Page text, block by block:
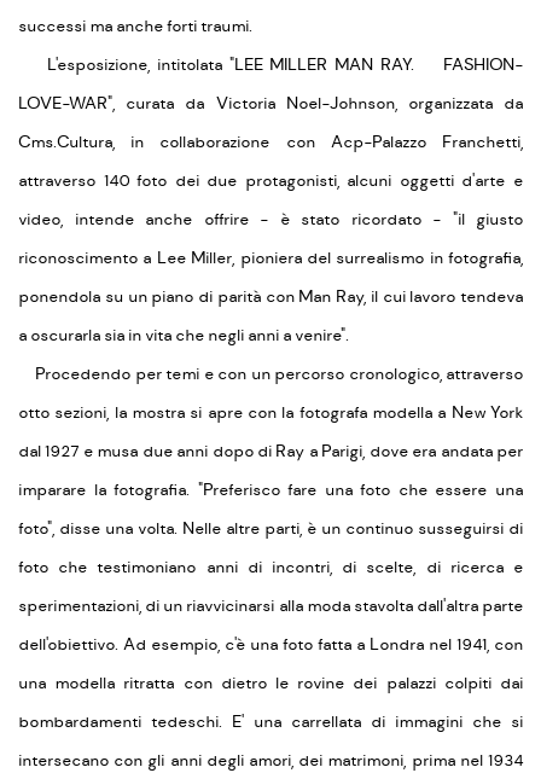
successi ma anche forti traumi.
L'esposizione, intitolata "LEE MILLER MAN RAY. FASHION-
LOVE-WAR", curata da Victoria Noel-Johnson, organizzata da
Cms.Cultura, in collaborazione con Acp-Palazzo Franchetti,
attraverso 140 foto dei due protagonisti, alcuni oggetti d'arte e
video, intende anche offrire - è stato ricordato - "il giusto
riconoscimento a Lee Miller, pioniera del surrealismo in fotografia,
ponendola su un piano di parità con Man Ray, il cui lavoro tendeva
a oscurarla sia in vita che negli anni a venire".
Procedendo per temi e con un percorso cronologico, attraverso
otto sezioni, la mostra si apre con la fotografa modella a New York
dal 1927 e musa due anni dopo di Ray a Parigi, dove era andata per
imparare la fotografia. "Preferisco fare una foto che essere una
foto", disse una volta. Nelle altre parti, è un continuo susseguirsi di
foto che testimoniano anni di incontri, di scelte, di ricerca e
sperimentazioni, di un riavvicinarsi alla moda stavolta dall'altra parte
dell'obiettivo. Ad esempio, c'è una foto fatta a Londra nel 1941, con
una modella ritratta con dietro le rovine dei palazzi colpiti dai
bombardamenti tedeschi. E' una carrellata di immagini che si
intersecano con gli anni degli amori, dei matrimoni, prima nel 1934